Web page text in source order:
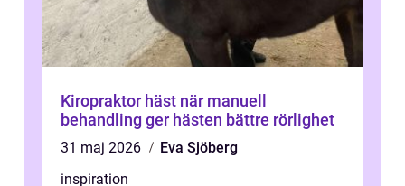
Kiropraktor häst när manuell
behandling ger hästen bättre rörlighet
31 maj 2026
Eva Sjöberg
inspiration